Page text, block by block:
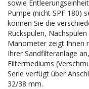
sowie
Pumpe (nicht SPF 180)
können Sie die
Rückspülen,
Manometer zeigt Ihnen
Ihrer Sandfilteranlage
Filtermediums
Serie verfügt über
32/38 mm.